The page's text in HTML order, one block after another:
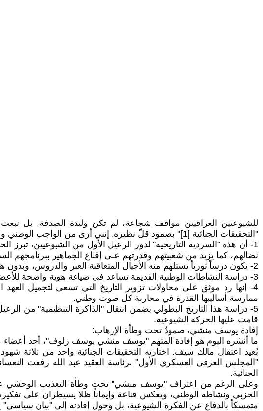
للشيوعيين العراقيين مواقف شجاعة، لم تكن وليدة الصدفة، بل
"التحقيقات الجنائية [1]" بصمود قلّ نظيره. إنني أرى من الواجب الوطني والتاريخي نقل هذه التجارب إلى أجيالنا الحالية لتحقيق الأهداف التالية:
1- أن هذه "السردية التاريخية" لدور الرعيل الأول من الشيوعيين،
نضالهم، كما يزيد من شعبيتهم وقدرتهم على إقناع الجماهير ببرنامجهم
2- يكون درساً ثورياً تستلهم منه الأجيال المتعاقبة العبر والدروس، وبدون هذا الاستلهام ودراسته تراوح الحركة مكانها، بل قد تتراجع عن مواكبة التطورات.
3- دراسة النشاطات الوطنية القديمة تساعد في صياغة هوية واضحة للأعضاء، مما يخلق شعوراً بالانتماء والفخر بجذور الحركة وتضحياتها، وهذا يساهم في تماسك الصف الداخلي.
4- إنها رد موثق على محاولات تزوير التاريخ التي تسعى لتجميل
ممارسة أساليبها القذرة في محاربة كل صوت وطني.
5- دراسة هذا التاريخ البطولي يضمن انتقال "الذاكرة التنظيمية" من
قامت عليها الحركة الشيوعية.
إفادة يوسف منشي، صمودٌ تحت وطأة الإرهاب:
الجنائية.
وعلى الرغم من اعتراف "يوسف منشي" تحت وطأة التعذيب الوحشي على
الحزبي ونشاطه الوطني، ويعكس قناعة وإيماناً ظلا يسيطران على
متمسكاً بالدفاع عن الفكرة الشيوعية، بل وحول إفادته إلى "بيان